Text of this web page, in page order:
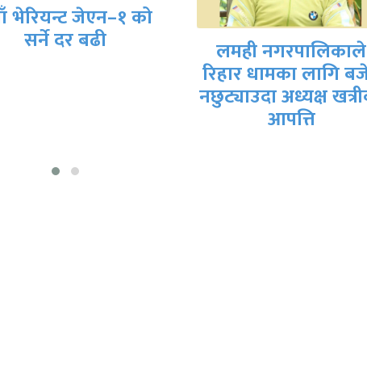
लमही नगरपालिकाले यस कारण शरीरमा निलो
दाग बस्छ